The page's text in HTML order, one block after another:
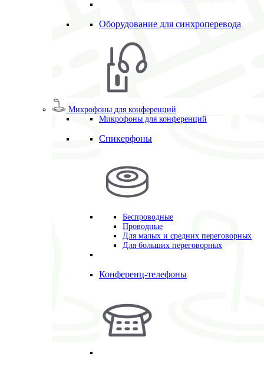
Оборудование для синхроперевода
Микрофоны для конференций
Микрофоны для конференций
Спикерфоны
Беспроводные
Проводные
Для малых и средних переговорных
Для больших переговорных
Конференц-телефоны